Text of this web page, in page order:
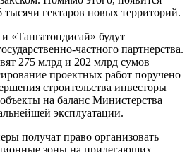
тысячи гектаров новых территорий.
«Тангатопдисай» будут
частного партнерства.
275 млрд и 202 млрд сумов
проектных работ поручено
строительства инвесторы
на баланс Министерства
эксплуатации.
получат право организовать
зоны на прилегающих